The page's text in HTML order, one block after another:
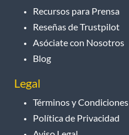
Recursos para Prensa
Reseñas de Trustpilot
Asóciate con Nosotros
Blog
Legal
Términos y Condiciones
Política de Privacidad